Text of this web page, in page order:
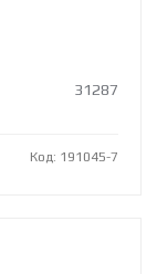
31287
Код: 191045-7